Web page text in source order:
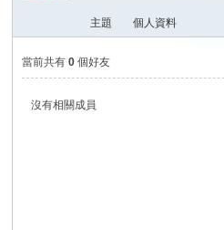
›
主題 個人資料
當前共有0 個好友
沒有相關成員